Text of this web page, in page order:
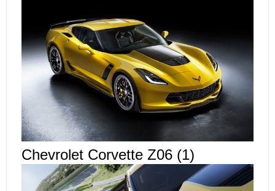
Chevrolet Corvette Z06 (1)